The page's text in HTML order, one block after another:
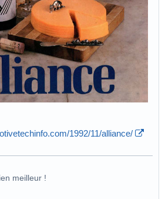
1992/11/alliance/
meilleur !